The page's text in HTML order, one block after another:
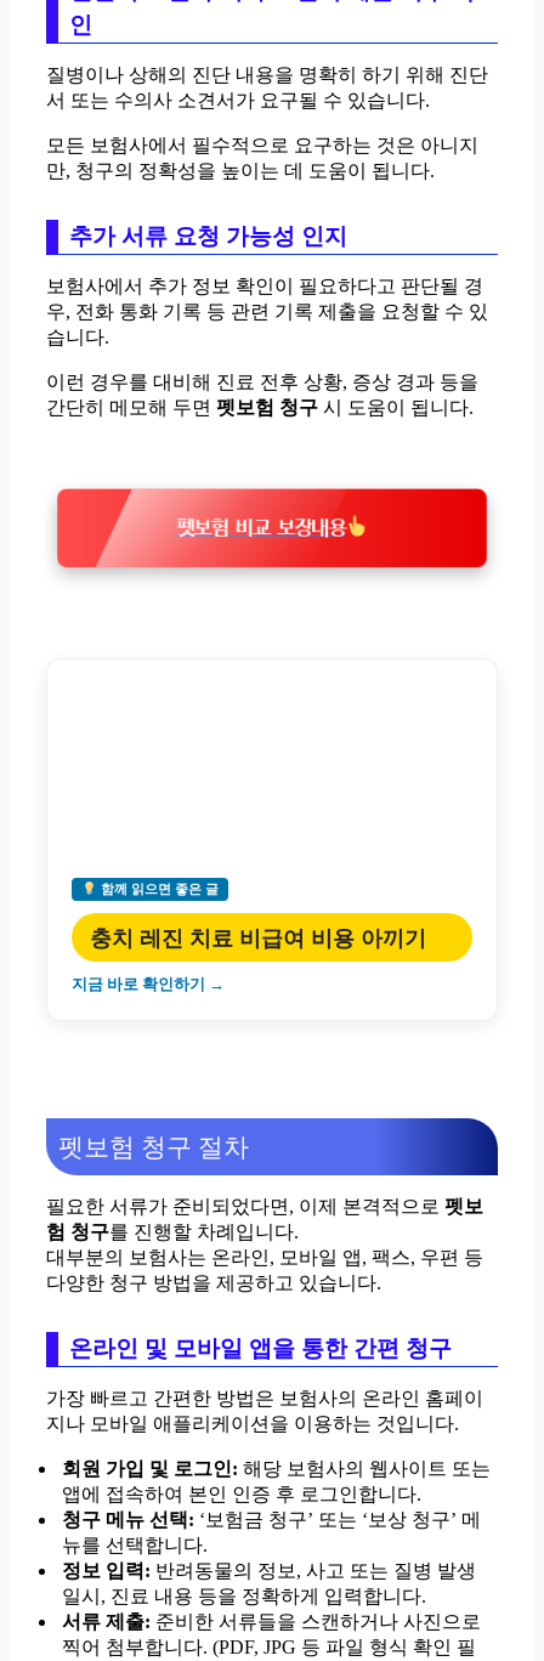
인
질병이나 상해의 진단 내용을 명확히 하기 위해 진단
서 또는 수의사 소견서가 요구될 수 있습니다.
모든 보험사에서 필수적으로 요구하는 것은 아니지
만, 청구의 정확성을 높이는 데 도움이 됩니다.
추가 서류 요청 가능성 인지
보험사에서 추가 정보 확인이 필요하다고 판단될 경
우, 전화 통화 기록 등 관련 기록 제출을 요청할 수 있
습니다.
이런 경우를 대비해 진료 전후 상황, 증상 경과 등을
간단히 메모해 두면 펫보험 청구 시 도움이 됩니다.
펫보험 비교 보장내용
함께 읽으면 좋은 글
충치 레진 치료 비급여 비용 아끼기
지금 바로 확인하기 →
펫보험 청구 절차
필요한 서류가 준비되었다면, 이제 본격적으로 펫보
험 청구를 진행할 차례입니다.
대부분의 보험사는 온라인, 모바일 앱, 팩스, 우편 등
다양한 청구 방법을 제공하고 있습니다.
온라인 및 모바일 앱을 통한 간편 청구
가장 빠르고 간편한 방법은 보험사의 온라인 홈페이
지나 모바일 애플리케이션을 이용하는 것입니다.
회원 가입 및 로그인: 해당 보험사의 웹사이트 또는
앱에 접속하여 본인 인증 후 로그인합니다.
청구 메뉴 선택: ‘보험금 청구’ 또는 ‘보상 청구’ 메
뉴를 선택합니다.
정보 입력: 반려동물의 정보, 사고 또는 질병 발생
일시, 진료 내용 등을 정확하게 입력합니다.
서류 제출: 준비한 서류들을 스캔하거나 사진으로
찍어 첨부합니다. (PDF, JPG 등 파일 형식 확인 필